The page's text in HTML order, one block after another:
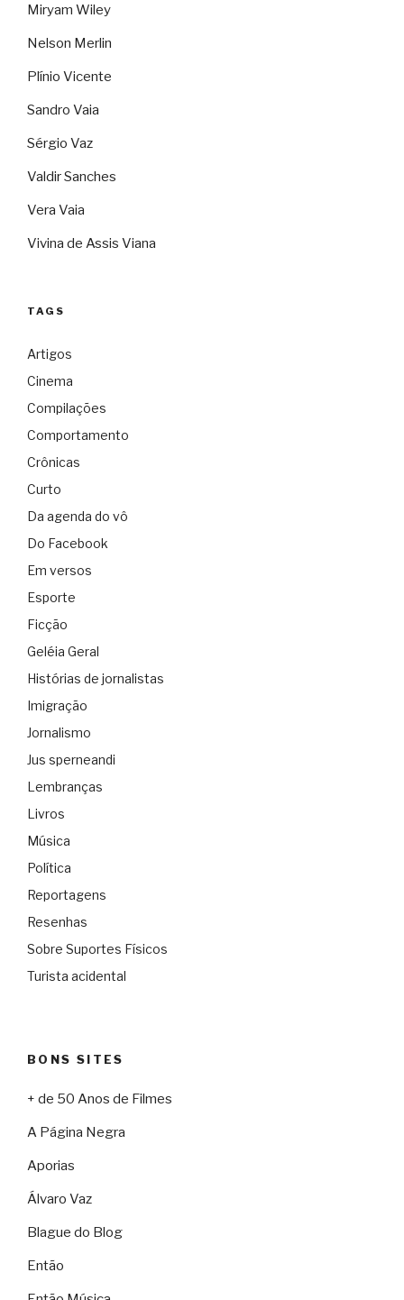
Miryam Wiley
Nelson Merlin
Plínio Vicente
Sandro Vaia
Sérgio Vaz
Valdir Sanches
Vera Vaia
Vivina de Assis Viana
TAGS
Artigos
Cinema
Compilações
Comportamento
Crônicas
Curto
Da agenda do vô
Do Facebook
Em versos
Esporte
Ficção
Geléia Geral
Histórias de jornalistas
Imigração
Jornalismo
Jus sperneandi
Lembranças
Livros
Música
Política
Reportagens
Resenhas
Sobre Suportes Físicos
Turista acidental
BONS SITES
+ de 50 Anos de Filmes
A Página Negra
Aporias
Álvaro Vaz
Blague do Blog
Então